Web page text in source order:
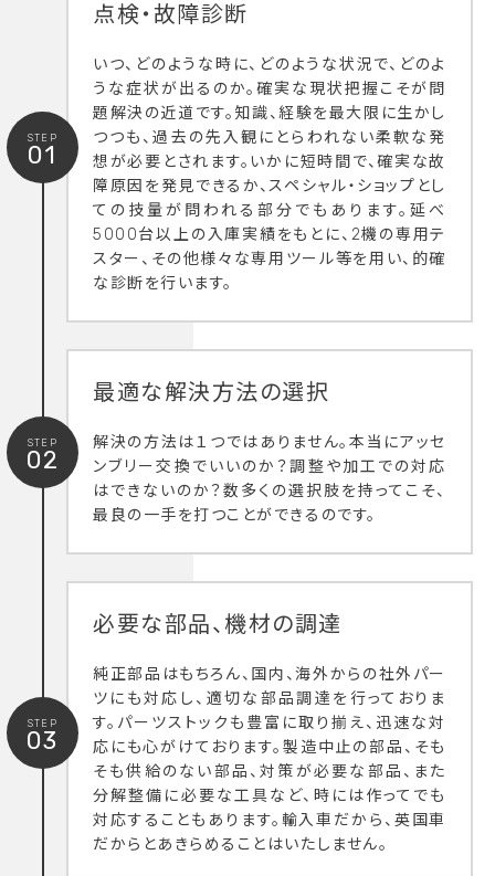
STEP
01
点検・故障診断
いつ、どのような時に、どのような状況で、どのよ
うな症状が出るのか。確実な現状把握こそが問
題解決の近道です。知識、経験を最大限に生かし
つつも、過去の先入観にとらわれない柔軟な発
想が必要とされます。いかに短時間で、確実な故
障原因を発見できるか、スペシャル・ショップとし
ての技量が問われる部分でもあります。延べ
5000台以上の入庫実績をもとに、2機の専用テ
スター、その他様々な専用ツール等を用い、的確
な診断を行います。
STEP
02
最適な解決方法の選択
解決の方法は１つではありません。本当にアッセ
ンブリー交換でいいのか？調整や加工での対応
はできないのか？数多くの選択肢を持ってこそ、
最良の一手を打つことができるのです。
STEP
03
必要な部品、機材の調達
純正部品はもちろん、国内、海外からの社外パー
ツにも対応し、適切な部品調達を行っておりま
す。パーツストックも豊富に取り揃え、迅速な対
応にも心がけております。製造中止の部品、そも
そも供給のない部品、対策が必要な部品、また
分解整備に必要な工具など、時には作ってでも
対応することもあります。輸入車だから、英国車
だからとあきらめることはいたしません。